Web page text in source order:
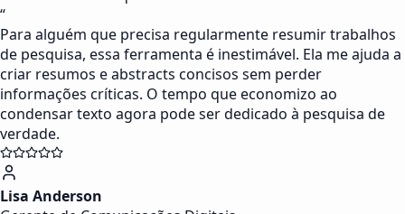
“
Para alguém que precisa regularmente resumir trabalhos
de pesquisa, essa ferramenta é inestimável. Ela me ajuda a
criar resumos e abstracts concisos sem perder
informações críticas. O tempo que economizo ao
condensar texto agora pode ser dedicado à pesquisa de
verdade.
Lisa Anderson